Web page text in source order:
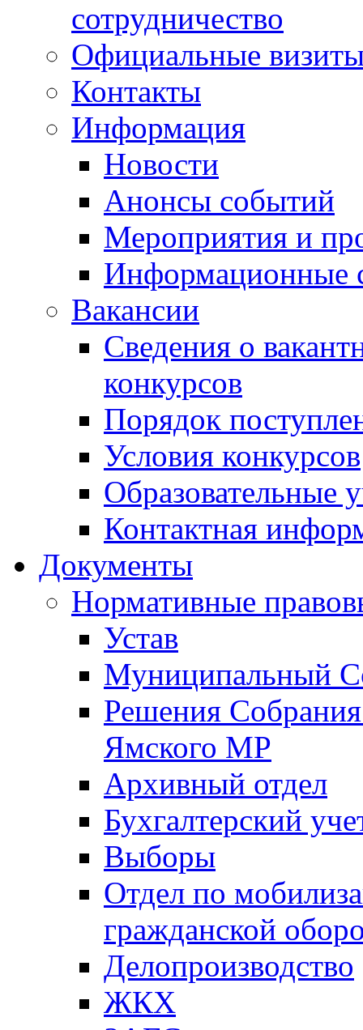
сотрудничество
Официальные
Контакты
Информация
Новости
Анонсы событий
Мероприятия и
Информационные
Вакансии
Сведения о
конкурсов
Порядок
Условия конкурсов
Образовательные
Контактная
Документы
Нормативные
Устав
Муниципальный
Решения
Ямского МР
Архивный отдел
Бухгалтерский
Выборы
Отдел по
гражданской
Делопроизводство
ЖКХ